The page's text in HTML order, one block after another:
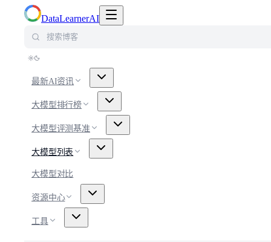
DataLearnerAI
最新AI资讯
大模型排行榜
大模型评测基准
大模型列表
大模型对比
资源中心
工具